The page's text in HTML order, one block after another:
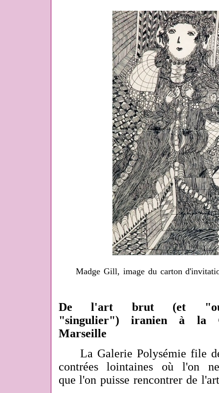
Madge Gill, image du carton
De l'art brut (et
"singulier") iranien à la
Marseille
La Galerie Polysémie file
contrées lointaines où l'on
que l'on puisse rencontrer de